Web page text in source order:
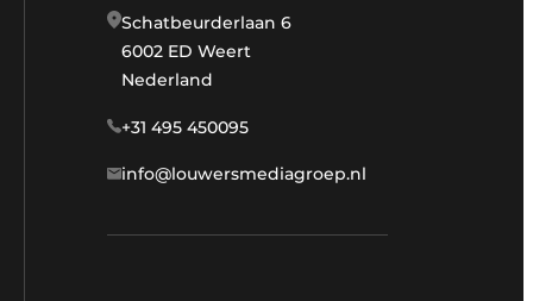
Schatbeurderlaan 6
6002 ED Weert
Nederland
+31 495 450095
info@louwersmediagroep.nl